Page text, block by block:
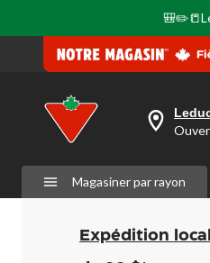
votre
est
Leduc,
AB,
Ouvert,
Fermeture
Magasiner par rayon
Expédition